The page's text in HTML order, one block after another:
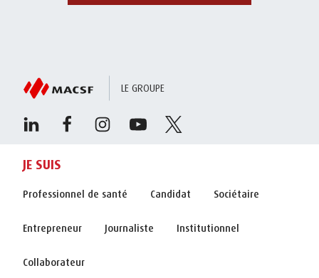
LE GROUPE
JE SUIS
Professionnel de santé Candidat Sociétaire
Entrepreneur Journaliste Institutionnel
Collaborateur